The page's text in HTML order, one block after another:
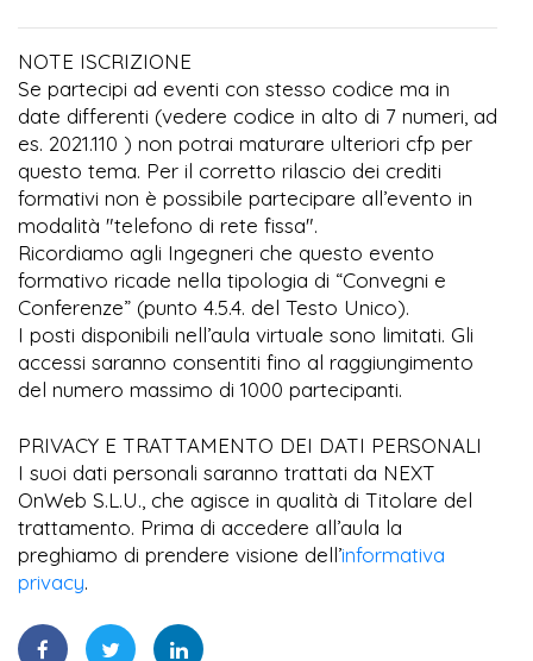
NOTE ISCRIZIONE
Se partecipi ad eventi con stesso codice ma in
date differenti (vedere codice in alto di 7 numeri, ad
es. 2021.110 ) non potrai maturare ulteriori cfp per
questo tema. Per il corretto rilascio dei crediti
formativi non è possibile partecipare all’evento in
modalità "telefono di rete fissa".
Ricordiamo agli Ingegneri che questo evento
formativo ricade nella tipologia di “Convegni e
Conferenze” (punto 4.5.4. del Testo Unico).
I posti disponibili nell’aula virtuale sono limitati. Gli
accessi saranno consentiti fino al raggiungimento
del numero massimo di 1000 partecipanti.
PRIVACY E TRATTAMENTO DEI DATI PERSONALI
I suoi dati personali saranno trattati da NEXT
OnWeb S.L.U., che agisce in qualità di Titolare del
trattamento. Prima di accedere all’aula la
preghiamo di prendere visione dell’informativa
privacy.